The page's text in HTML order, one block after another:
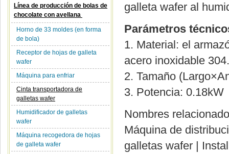
Línea de producción de bolas de
chocolate con avellana
Horno de 33 moldes (en forma
de bola)
Receptor de hojas de galleta
wafer
Máquina para enfriar
Cinta transportadora de
galletas wafer
Humidificador de galletas
wafer
Máquina recogedora de hojas
de galleta wafer
galleta wafer al
Parámetros
1. Material: el
acero inoxidable 304.
2. Tamaño
3. Potencia: 0.18kW
Nombres
Máquina de
galletas wafer |